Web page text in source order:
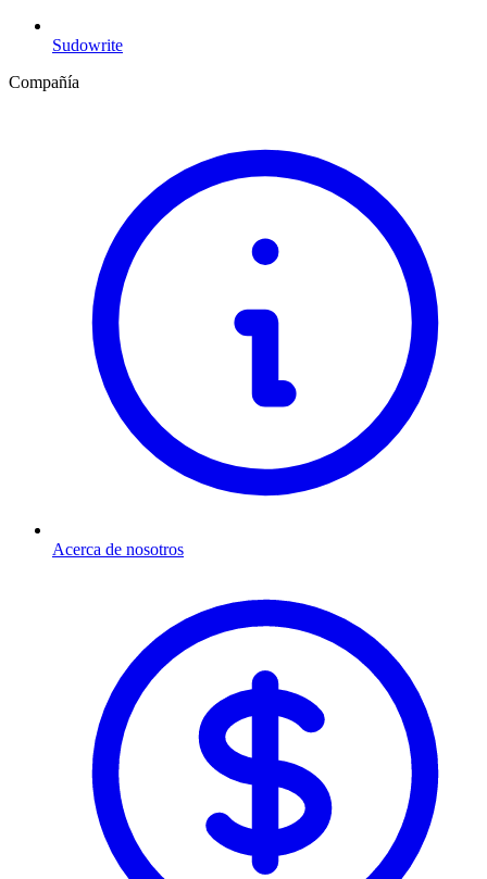
Sudowrite
Compañía
Acerca de nosotros